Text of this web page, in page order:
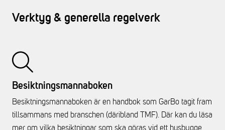
Verktyg & generella regelverk
Besiktningsmannaboken
Besiktningsmannaboken är en handbok som GarBo tagit fram
tillsammans med branschen (däribland TMF). Där kan du läsa
mer om vilka besiktningar som ska göras vid ett husbygge